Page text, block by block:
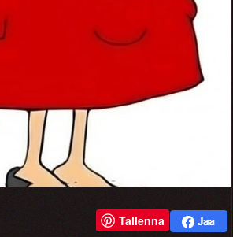
Tallenna